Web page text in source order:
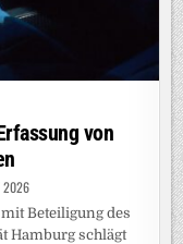
von
2026
Beteiligung des
Hamburg schlägt